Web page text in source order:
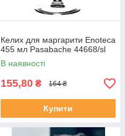
Келих для маргарити Enoteca
455 мл Pasabache 44668/sl
В наявності
155,80 ₴ 164 ₴
Купити